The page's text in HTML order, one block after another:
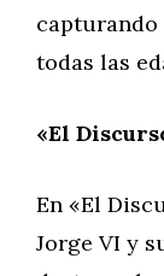
capturando
todas las
«El
En «El
Jorge VI y